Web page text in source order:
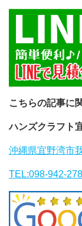
こちらの記事に
ハンズクラフト
沖縄県宜野湾市
TEL:098-942-